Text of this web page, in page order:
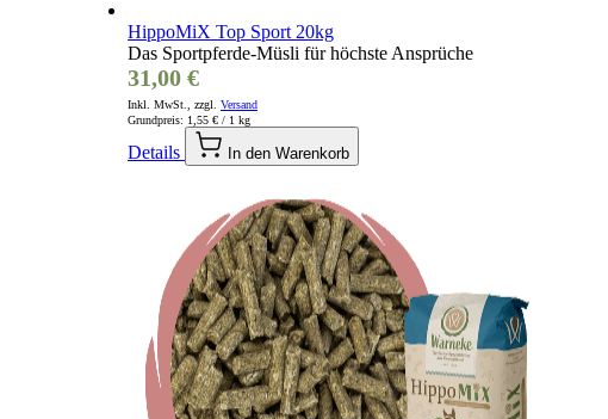
HippoMiX Top Sport 20kg
Das Sportpferde-Müsli für höchste Ansprüche
31,00 €
Inkl. MwSt., zzgl. Versand
Grundpreis: 1,55 € / 1 kg
Details In den Warenkorb